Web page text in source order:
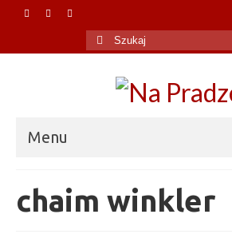
Szuklaj
w:
Menu
Polityka prywatności
chaim winkler